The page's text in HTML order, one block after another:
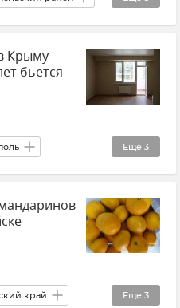
Атаки ВСУ
Крыму
бьется
Еще 3
Еще 3
край